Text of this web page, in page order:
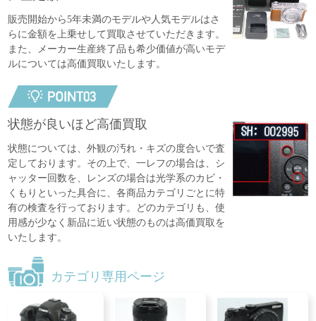
販売開始から5年未満のモデルや人気モデルはさ
らに金額を上乗せして買取させていただきます。
また、メーカー生産終了品も希少価値が高いモデ
ルについては高価買取いたします。
状態が良いほど高価買取
状態については、外観の汚れ・キズの度合いで査
定しております。その上で、一レフの場合は、シ
ャッター回数を、レンズの場合は光学系のカビ・
くもりといった具合に、各商品カテゴリごとに特
有の検査を行っております。どのカテゴリも、使
用感が少なく新品に近い状態のものは高価買取を
いたします。
カテゴリ専用ページ